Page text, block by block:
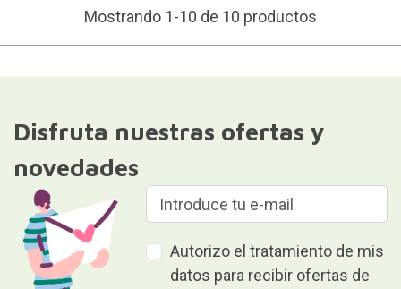
Mostrando 1-10 de 10 productos
Disfruta nuestras ofertas y
novedades
Autorizo el tratamiento de mis
datos para recibir ofertas de